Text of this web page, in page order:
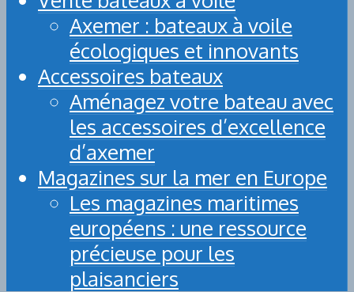
Axemer : bateaux à voile
écologiques et innovants
Accessoires bateaux
Aménagez votre bateau avec
les accessoires d’excellence
d’axemer
Magazines sur la mer en Europe
Les magazines maritimes
européens : une ressource
précieuse pour les
plaisanciers